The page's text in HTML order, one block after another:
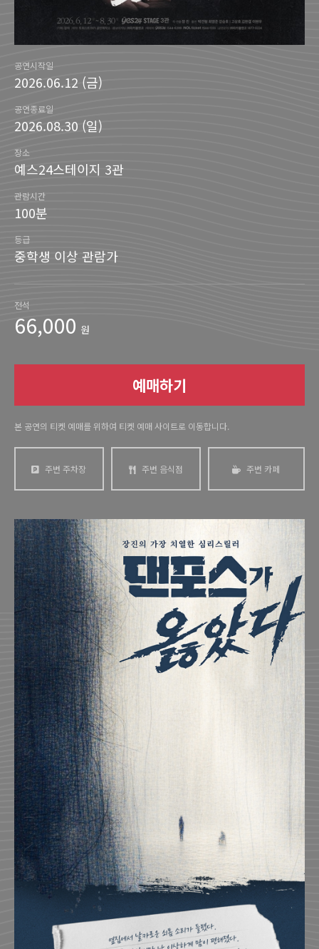
공연시작일
2026.06.12 (금)
공연종료일
2026.08.30 (일)
장소
예스24스테이지 3관
관람시간
100분
등급
중학생 이상 관람가
전석
66,000 원
예매하기
본 공연의 티켓 예매를 위하여 티켓 예매 사이트로 이동합니다.
주변 주차장 주변 음식점 주변 카페